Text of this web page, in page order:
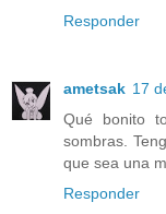
Responder
ametsak 17
Qué bonito
sombras.
que sea una
Responder